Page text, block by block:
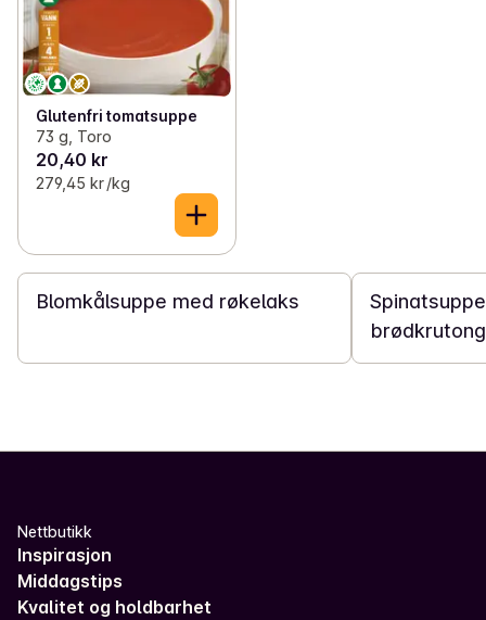
Glutenfri tomatsuppe
73 g, Toro
20,40 kr
279,45 kr /kg
15 min
Blomkålsuppe med røkelaks
Nettbutikk
Inspirasjon
Middagstips
Kvalitet og holdbarhet